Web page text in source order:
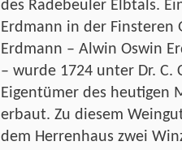
des Radebeuler Elbtals.
Erdmann in der Finsteren
Erdmann – Alwin Oswin
– wurde 1724 unter Dr. C.
Eigentümer des heutigen
erbaut. Zu diesem
dem Herrenhaus zwei